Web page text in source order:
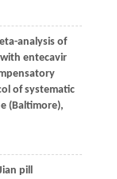
analysis of
entecavir
of systematic
(Baltimore),
pill